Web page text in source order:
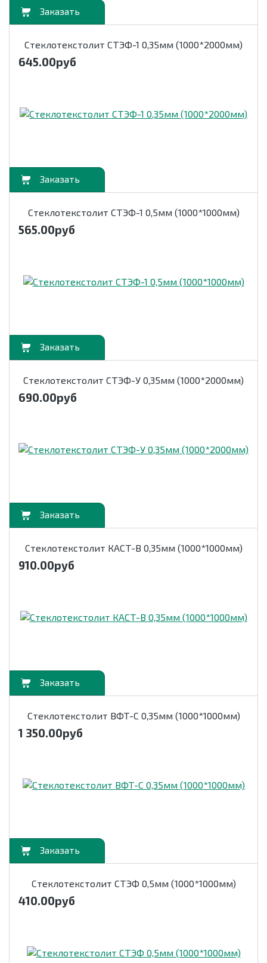
Стеклотекстолит СТЭФ-1 0,35мм (1000*2000мм)
645.00руб
Стеклотекстолит СТЭФ-1 0,5мм (1000*1000мм)
565.00руб
Стеклотекстолит СТЭФ-У 0,35мм (1000*2000мм)
690.00руб
Стеклотекстолит КАСТ-В 0,35мм (1000*1000мм)
910.00руб
Стеклотекстолит ВФТ-С 0,35мм (1000*1000мм)
1 350.00руб
Стеклотекстолит СТЭФ 0,5мм (1000*1000мм)
410.00руб